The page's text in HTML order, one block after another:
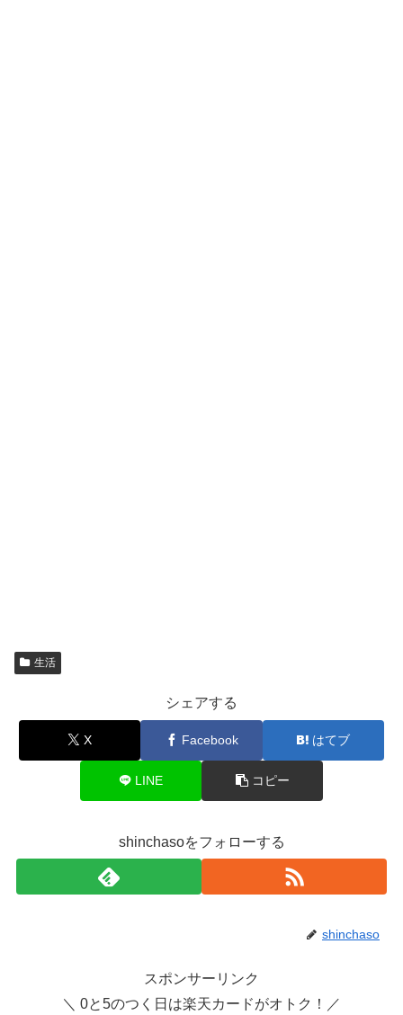
生活
シェアする
X Facebook はてブ
LINE コピー
shinchasoをフォローする
shinchaso
スポンサーリンク
＼ 0と5のつく日は楽天カードがオトク！／